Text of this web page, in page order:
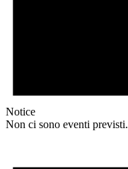
Notice
Non ci sono eventi previsti.